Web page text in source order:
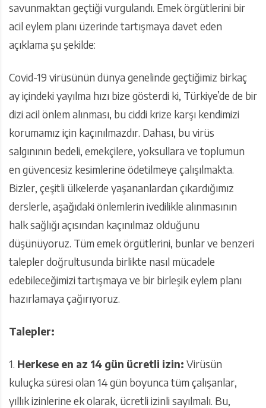
savunmaktan geçtiği vurgulandı. Emek örgütlerini bir
acil eylem planı üzerinde tartışmaya davet eden
açıklama şu şekilde:
Covid-19 virüsünün dünya genelinde geçtiğimiz birkaç
ay içindeki yayılma hızı bize gösterdi ki, Türkiye’de de bir
dizi acil önlem alınması, bu ciddi krize karşı kendimizi
korumamız için kaçınılmazdır. Dahası, bu virüs
salgınının bedeli, emekçilere, yoksullara ve toplumun
en güvencesiz kesimlerine ödetilmeye çalışılmakta.
Bizler, çeşitli ülkelerde yaşananlardan çıkardığımız
derslerle, aşağıdaki önlemlerin ivedilikle alınmasının
halk sağlığı açısından kaçınılmaz olduğunu
düşünüyoruz. Tüm emek örgütlerini, bunlar ve benzeri
talepler doğrultusunda birlikte nasıl mücadele
edebileceğimizi tartışmaya ve bir birleşik eylem planı
hazırlamaya çağırıyoruz.
Talepler:
1. Herkese en az 14 gün ücretli izin: Virüsün
kuluçka süresi olan 14 gün boyunca tüm çalışanlar,
yıllık izinlerine ek olarak, ücretli izinli sayılmalı. Bu,